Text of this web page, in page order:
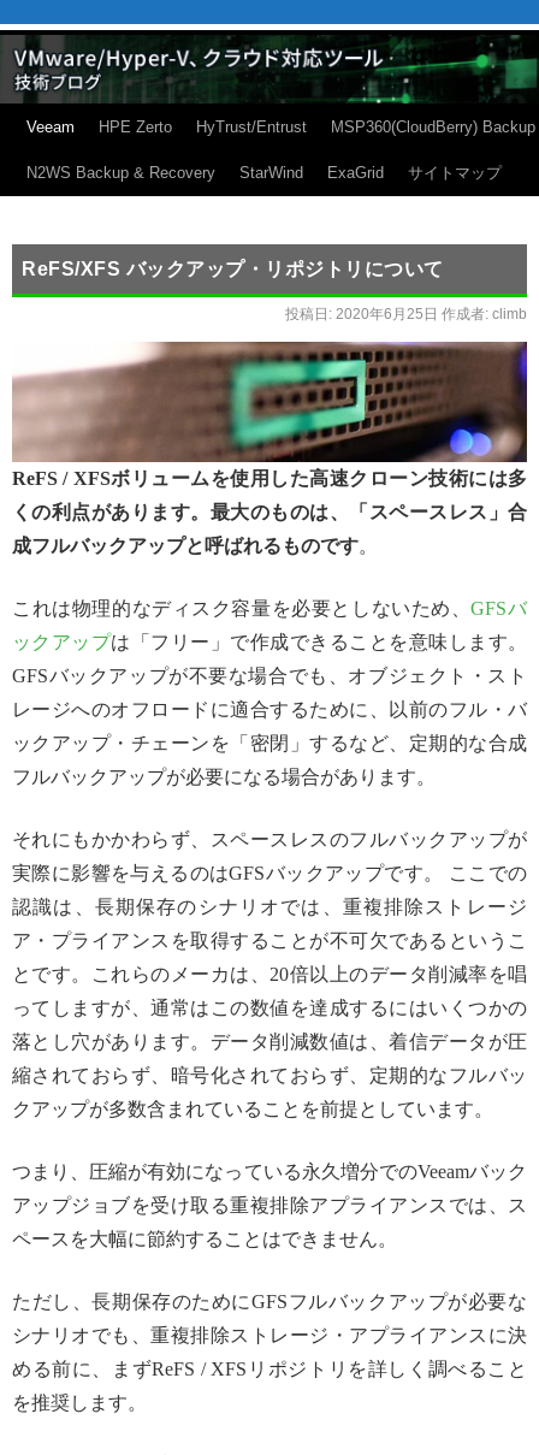
Veeam HPE Zerto HyTrust/Entrust MSP360(CloudBerry) Backup
N2WS Backup & Recovery StarWind ExaGrid サイトマップ
ReFS/XFS バックアップ・リポジトリについて
投稿日: 2020年6月25日 作成者: climb
ReFS / XFSボリュームを使用した高速クローン技術には多
くの利点があります。最大のものは、「スペースレス」合
成フルバックアップと呼ばれるものです。
これは物理的なディスク容量を必要としないため、GFSバ
ックアップは「フリー」で作成できることを意味します。
GFSバックアップが不要な場合でも、オブジェクト・スト
レージへのオフロードに適合するために、以前のフル・バ
ックアップ・チェーンを「密閉」するなど、定期的な合成
フルバックアップが必要になる場合があります。
それにもかかわらず、スペースレスのフルバックアップが
実際に影響を与えるのはGFSバックアップです。 ここでの
認識は、長期保存のシナリオでは、重複排除ストレージ
ア・プライアンスを取得することが不可欠であるというこ
とです。これらのメーカは、20倍以上のデータ削減率を唱
ってしますが、通常はこの数値を達成するにはいくつかの
落とし穴があります。データ削減数値は、着信データが圧
縮されておらず、暗号化されておらず、定期的なフルバッ
クアップが多数含まれていることを前提としています。
つまり、圧縮が有効になっている永久増分でのVeeamバック
アップジョブを受け取る重複排除アプライアンスでは、ス
ペースを大幅に節約することはできません。
ただし、長期保存のためにGFSフルバックアップが必要な
シナリオでも、重複排除ストレージ・アプライアンスに決
める前に、まずReFS / XFSリポジトリを詳しく調べること
を推奨します。